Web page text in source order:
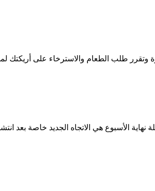
وتقرر طلب الطعام والاسترخاء على أريكتك
الأسبوع هي الاتجاه الجديد خاصة بعد